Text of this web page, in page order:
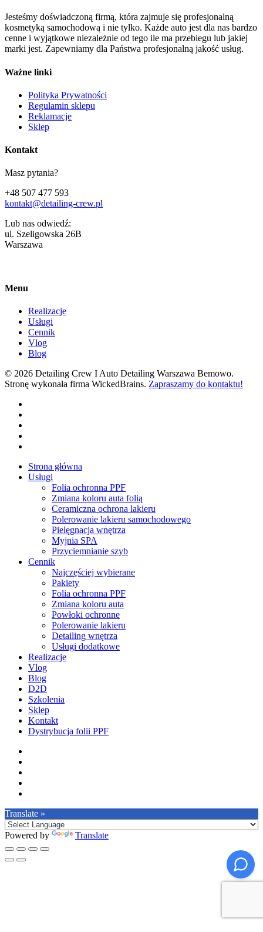
Jesteśmy doświadczoną firmą, która zajmuje się profesjonalną
kosmetyką samochodową i nie tylko. Każde auto jest dla nas bardzo
cenne i wyjątkowe niezależnie od tego ile ma przebiegu lub jakiej
marki jest. Zapewniamy dla Państwa profesjonalną jakość usług.
Ważne linki
Polityka Prywatności
Regulamin sklepu
Reklamacje
Sklep
Kontakt
Masz pytania?
+48 507 477 593
kontakt@detailing-crew.pl
Lub nas odwiedź:
ul. Szeligowska 26B
Warszawa
Menu
Realizacje
Usługi
Cennik
Vlog
Blog
© 2026 Detailing Crew I Auto Detailing Warszawa Bemowo.
Stronę wykonała firma WickedBrains. Zapraszamy do kontaktu!
Close
Menu
Strona główna
Usługi
Folia ochronna PPF
Zmiana koloru auta folią
Ceramiczna ochrona lakieru
Polerowanie lakieru samochodowego
Pielęgnacja wnętrza
Myjnia SPA
Przyciemnianie szyb
Cennik
Najczęściej wybierane
Pakiety
Folia ochronna PPF
Zmiana koloru auta
Powłoki ochronne
Polerowanie lakieru
Detailing wnętrza
Usługi dodatkowe
Realizacje
Vlog
Blog
D2D
Szkolenia
Sklep
Kontakt
Dystrybucja folii PPF
Translate »
Powered by Translate